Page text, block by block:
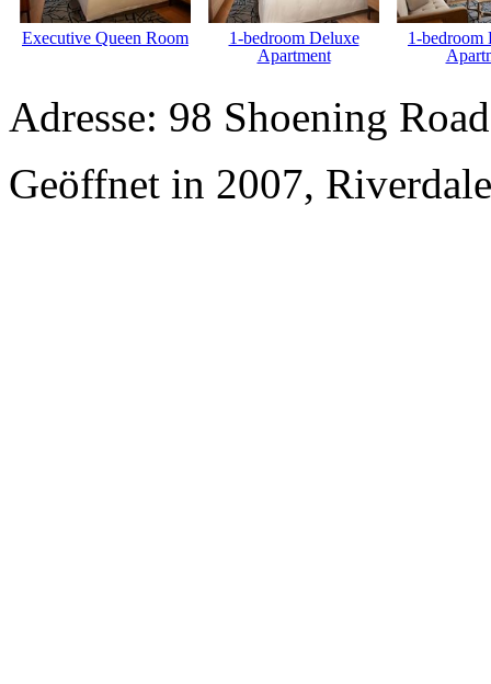
Executive Queen Room
1-bedroom Deluxe
Apartment
1-bedroom
Adresse: 98 Shoening
Geöffnet in 2007,